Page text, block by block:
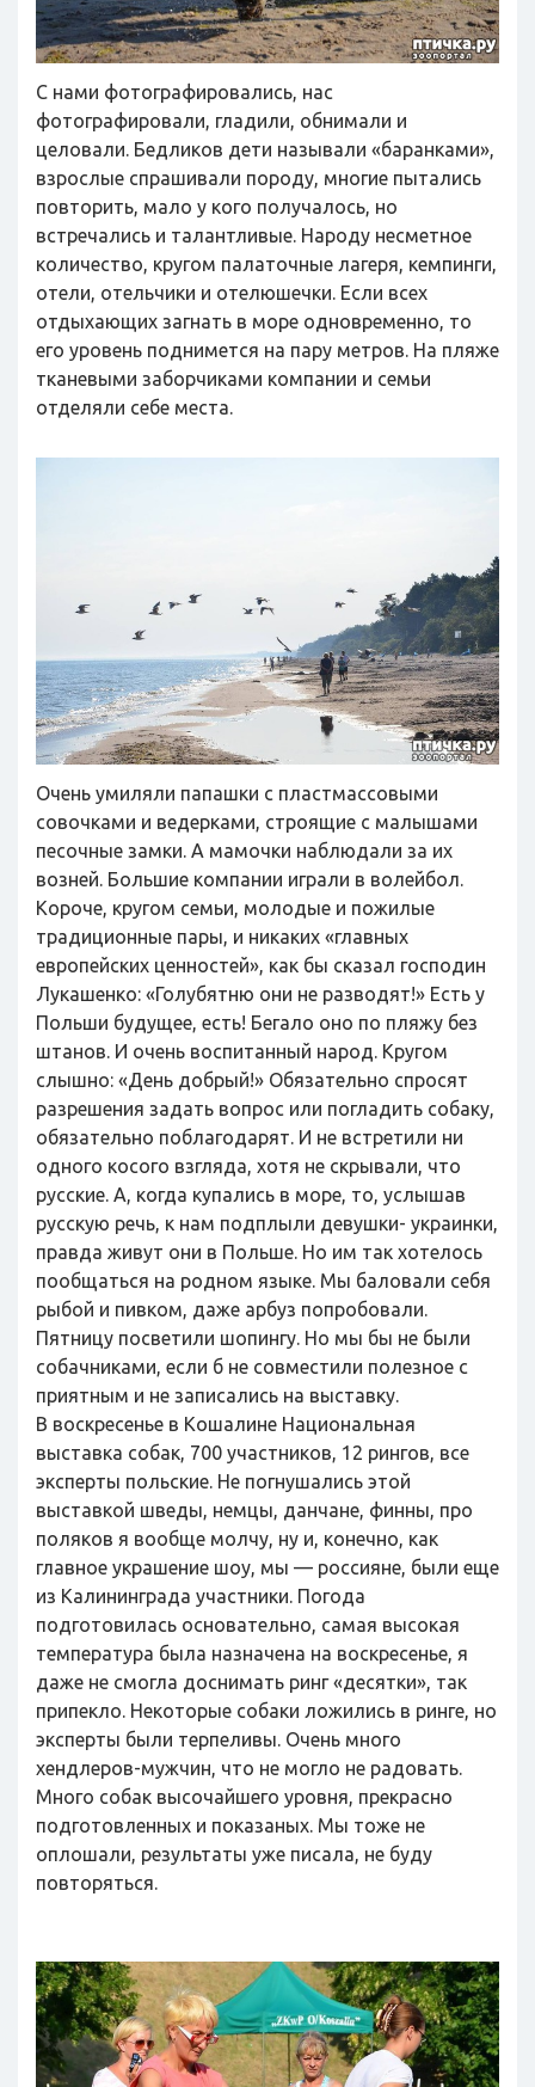
С нами фотографировались, нас
фотографировали, гладили, обнимали и
целовали. Бедликов дети называли «баранками»,
взрослые спрашивали породу, многие пытались
повторить, мало у кого получалось, но
встречались и талантливые. Народу несметное
количество, кругом палаточные лагеря, кемпинги,
отели, отельчики и отелюшечки. Если всех
отдыхающих загнать в море одновременно, то
его уровень поднимется на пару метров. На пляже
тканевыми заборчиками компании и семьи
отделяли себе места.
Очень умиляли папашки с пластмассовыми
совочками и ведерками, строящие с малышами
песочные замки. А мамочки наблюдали за их
возней. Большие компании играли в волейбол.
Короче, кругом семьи, молодые и пожилые
традиционные пары, и никаких «главных
европейских ценностей», как бы сказал господин
Лукашенко: «Голубятню они не разводят!» Есть у
Польши будущее, есть! Бегало оно по пляжу без
штанов. И очень воспитанный народ. Кругом
слышно: «День добрый!» Обязательно спросят
разрешения задать вопрос или погладить собаку,
обязательно поблагодарят. И не встретили ни
одного косого взгляда, хотя не скрывали, что
русские. А, когда купались в море, то, услышав
русскую речь, к нам подплыли девушки- украинки,
правда живут они в Польше. Но им так хотелось
пообщаться на родном языке. Мы баловали себя
рыбой и пивком, даже арбуз попробовали.
Пятницу посветили шопингу. Но мы бы не были
собачниками, если б не совместили полезное с
приятным и не записались на выставку.
В воскресенье в Кошалине Национальная
выставка собак, 700 участников, 12 рингов, все
эксперты польские. Не погнушались этой
выставкой шведы, немцы, данчане, финны, про
поляков я вообще молчу, ну и, конечно, как
главное украшение шоу, мы — россияне, были еще
из Калининграда участники. Погода
подготовилась основательно, самая высокая
температура была назначена на воскресенье, я
даже не смогла доснимать ринг «десятки», так
припекло. Некоторые собаки ложились в ринге, но
эксперты были терпеливы. Очень много
хендлеров-мужчин, что не могло не радовать.
Много собак высочайшего уровня, прекрасно
подготовленных и показаных. Мы тоже не
оплошали, результаты уже писала, не буду
повторяться.